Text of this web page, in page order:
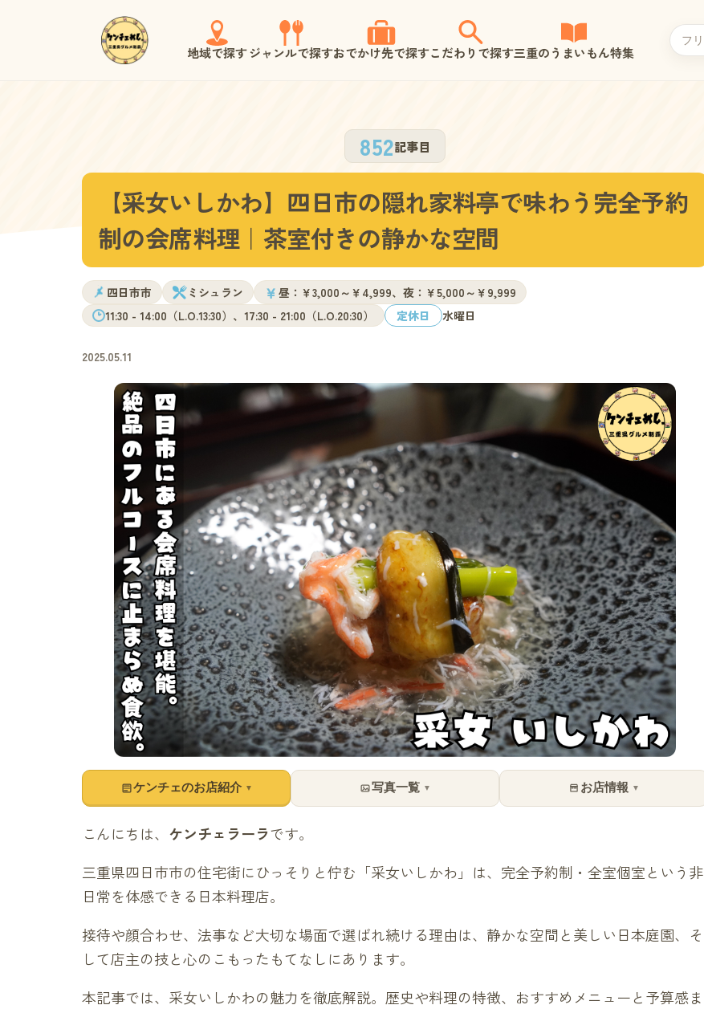
地域で探すジャンルで探すおでかけ先で探すこだわりで探す三重のうまいもん特集
852記事目
【采女いしかわ】四日市の隠れ家料亭で味わう完全予約
制の会席料理｜茶室付きの静かな空間
四日市市 ミシュラン ￥ 昼：￥3,000～￥4,999、夜：￥5,000～￥9,999
11:30 - 14:00（L.O.13:30）、17:30 - 21:00（L.O.20:30）
定休日 水曜日
2025.05.11
ケンチェのお店紹介 ▼ 写真一覧 ▼ お店情報 ▼
こんにちは、 ケンチェラーラです。
三重県四日市市の住宅街にひっそりと佇む「采女いしかわ」は、完全予約制・全室個室という非
日常を体感できる日本料理店。
接待や顔合わせ、法事など大切な場面で選ばれ続ける理由は、静かな空間と美しい日本庭園、そ
して店主の技と心のこもったもてなしにあります。
本記事では、采女いしかわの魅力を徹底解説。歴史や料理の特徴、おすすめメニューと予算感ま